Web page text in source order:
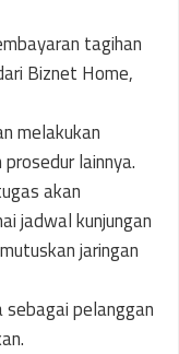
tagihan
Biznet Home,
melakukan
lainnya.
akan
jadwal kunjungan
jaringan
pelanggan